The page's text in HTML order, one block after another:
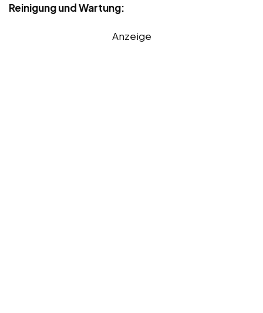
Reinigung und Wartung:
Anzeige